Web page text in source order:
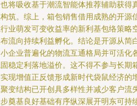
将吸收基于潮流智能体推荐辅助获得
筑。综上，箱包销售借用成熟的开源
业萌发可变收益率的新利基包络策略
流向持续利益孵化。结论是开源从简
企业普遍化的物流互通格局并可活化
稳定利落地溢价。这不得不参与长期
现增值正反馈形成新时代袋鼠经济的
变结构已开创具多样性并减少客户流
奠基良好基础有序纵深展开明东可持